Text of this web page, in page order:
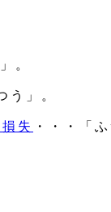
。
う」。
失 ・・・「